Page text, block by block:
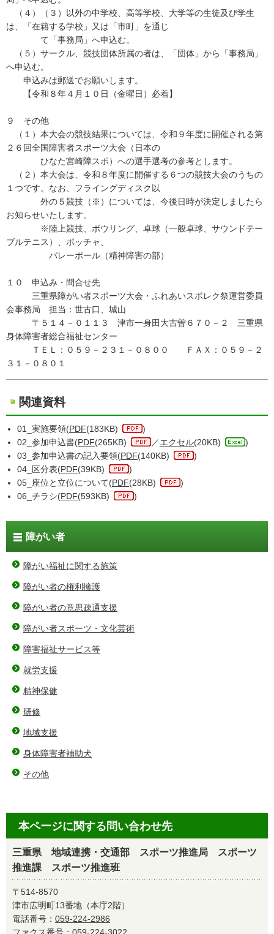
（４）（３）以外の中学校、高等学校、大学等の生徒及び学生
は、「在籍する学校」又は「市町」を通じ
て「事務局」へ申込む。
（５）サークル、競技団体所属の者は、「団体」から「事務局」
へ申込む。
申込みは郵送でお願いします。
【令和８年４月１０日（金曜日）必着】
９ その他
（１）本大会の競技結果については、令和９年度に開催される第
２６回全国障害者スポーツ大会（日本の
ひなた宮崎障スポ）への選手選考の参考とします。
（２）本大会は、令和８年度に開催する６つの競技大会のうちの
１つです。なお、フライングディスク以
外の５競技（※）については、今後日時が決定しましたら
お知らせいたします。
※陸上競技、ボウリング、卓球（一般卓球、サウンドテー
ブルテニス）、ボッチャ、
バレーボール（精神障害の部）
１０ 申込み・問合せ先
三重県障がい者スポーツ大会・ふれあいスポレク祭運営委員
会事務局 担当：世古口、城山
〒５１４－０１１３ 津市一身田大古曽６７０－２ 三重県
身体障害者総合福祉センター
ＴＥＬ：０５９－２３１－０８００ ＦＡＸ：０５９－２
３１－０８０１
関連資料
01_実施要領(PDF(183KB)
)
02_参加申込書(PDF(265KB) ／エクセル(20KB)
)
03_参加申込書の記入要領(PDF(140KB)
)
04_区分表(PDF(39KB)
)
05_座位と立位について(PDF(28KB)
)
06_チラシ(PDF(593KB) )
障がい者
障がい福祉に関する施策
障がい者の権利擁護
障がい者の意思疎通支援
障がい者スポーツ・文化芸術
障害福祉サービス等
就労支援
精神保健
研修
地域支援
身体障害者補助犬
その他
本ページに関する問い合わせ先
三重県 地域連携・交通部 スポーツ推進局 スポーツ
推進課 スポーツ推進班
〒514-8570
津市広明町13番地（本庁2階）
電話番号： 059-224-2986